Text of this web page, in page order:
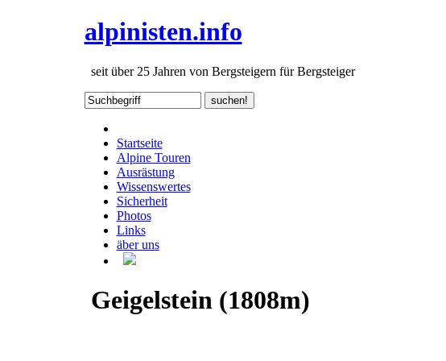
alpinisten.info
seit über 25 Jahren von Bergsteigern für Bergsteiger
Startseite
Alpine Touren
Ausrästung
Wissenswertes
Sicherheit
Photos
Links
äber uns
Geigelstein (1808m)